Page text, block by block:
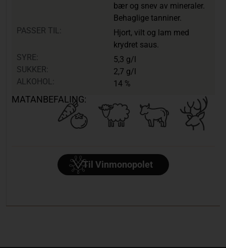
bær og snev av mineraler.
Behaglige tanniner.
PASSER TIL:
Hjort, vilt og lam med
krydret saus.
SYRE:
5,3 g/l
SUKKER:
2,7 g/l
ALKOHOL:
14 %
MATANBEFALING:
Til Vinmonopolet